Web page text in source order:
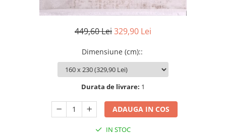
449,60 Lei329,90 Lei
Dimensiune (cm)::
Durata de livrare: 1
ADAUGA IN COS
IN STOC